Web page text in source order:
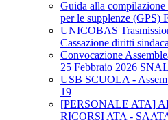
Guida alla
per le supplenze
UNICOBAS
Cassazione diritti
Convocazione
25 Febbraio 2026
USB SCUOLA -
19
[PERSONALE ATA]
RICORSI ATA -